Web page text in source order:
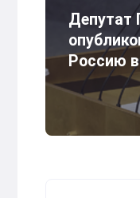
Депутат
Россию